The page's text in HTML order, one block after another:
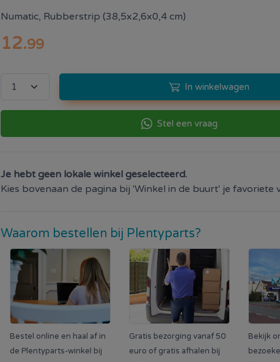
Numatic, Rubberstrip (38,5x2,6x0,4 cm)
12.99
In winkelwagen
Stel een vraag
Je hebt geen lokale winkel geselecteerd.
Kies bovenaan de pagina bij 'Winkel in de buurt' je favoriete
Waarom bestellen bij Plentyparts?
Bestel online en haal af in
de Plentyparts-winkel bij
Gratis bezorging vanaf 50
euro of gratis afhalen bij
Bekijk